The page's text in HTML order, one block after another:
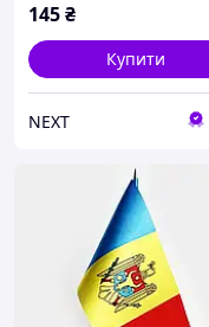
145₴
Купити
NEXT